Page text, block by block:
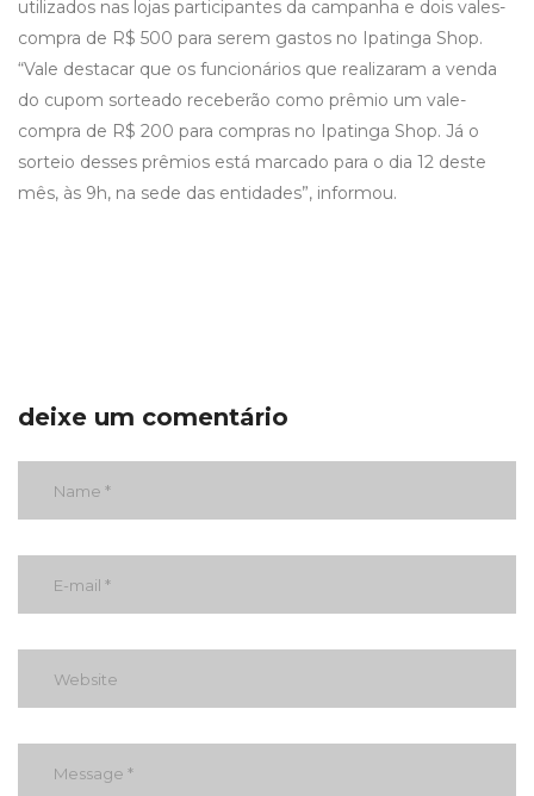
utilizados nas lojas participantes da campanha e dois vales-
compra de R$ 500 para serem gastos no Ipatinga Shop.
“Vale destacar que os funcionários que realizaram a venda
do cupom sorteado receberão como prêmio um vale-
compra de R$ 200 para compras no Ipatinga Shop. Já o
sorteio desses prêmios está marcado para o dia 12 deste
mês, às 9h, na sede das entidades”, informou.
deixe um comentário